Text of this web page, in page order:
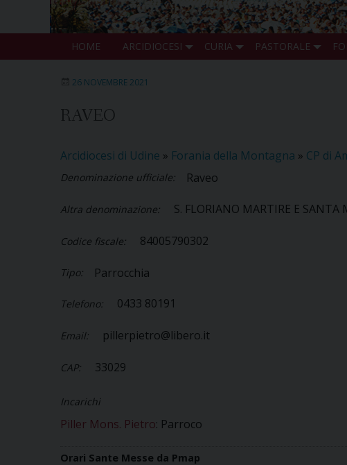
HOME ARCIDIOCESI CURIA PASTORALE
26 NOVEMBRE 2021
RAVEO
Arcidiocesi di Udine » Forania della Montagna » CP di
Denominazione ufficiale: Raveo
Altra denominazione: S. FLORIANO MARTIRE E SANTA
Codice fiscale: 84005790302
Tipo: Parrocchia
Telefono: 0433 80191
Email: pillerpietro@libero.it
CAP: 33029
Incarichi
Piller Mons. Pietro: Parroco
Orari Sante Messe da Pmap